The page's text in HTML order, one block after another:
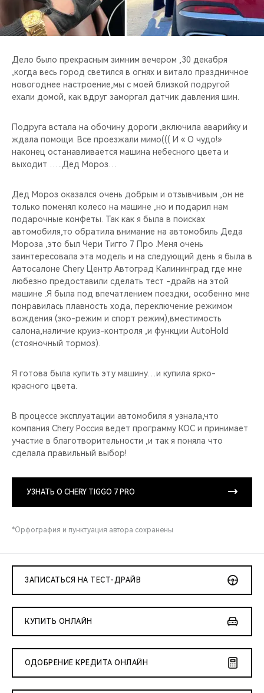
CHERY И СПОРТ
НАШИ МЕРОПРИЯТИЯ
ВИДЕООБЗОРЫ
CHERY ДЛЯ ДЕТЕЙ
Дело было прекрасным зимним вечером ,30 декабря
,когда весь город светился в огнях и витало праздничное
новогоднее настроение,мы с моей близкой подругой
ехали домой, как вдруг заморгал датчик давления шин.
Подруга встала на обочину дороги ,включила аварийку и
ждала помощи. Все проезжали мимо((( И « О чудо!»
наконец останавливается машина небесного цвета и
выходит …..Дед Мороз…
Дед Мороз оказался очень добрым и отзывчивым ,он не
только поменял колесо на машине ,но и подарил нам
подарочные конфеты. Так как я была в поисках
автомобиля,то обратила внимание на автомобиль Деда
Мороза ,это был Чери Тигго 7 Про .Меня очень
заинтересовала эта модель и на следующий день я была в
Автосалоне Chery Центр Автоград Калининград где мне
любезно предоставили сделать тест -драйв на этой
машине .Я была под впечатлением поездки, особенно мне
понравилась плавность хода, переключение режимом
вождения (эко-режим и спорт режим),вместимость
салона,наличие круиз-контроля ,и функции AutoHold
(стояночный тормоз).
Я готова была купить эту машину…и купила ярко-
красного цвета.
В процессе эксплуатации автомобиля я узнала,что
компания Chery Россия ведет программу КОС и принимает
участие в благотворительности ,и так я поняла что
сделала правильный выбор!
УЗНАТЬ О CHERY TIGGO 7 PRO
*Орфография и пунктуация автора сохранены
ЗАПИСАТЬСЯ НА ТЕСТ-ДРАЙВ
КУПИТЬ ОНЛАЙН
ОДОБРЕНИЕ КРЕДИТА ОНЛАЙН